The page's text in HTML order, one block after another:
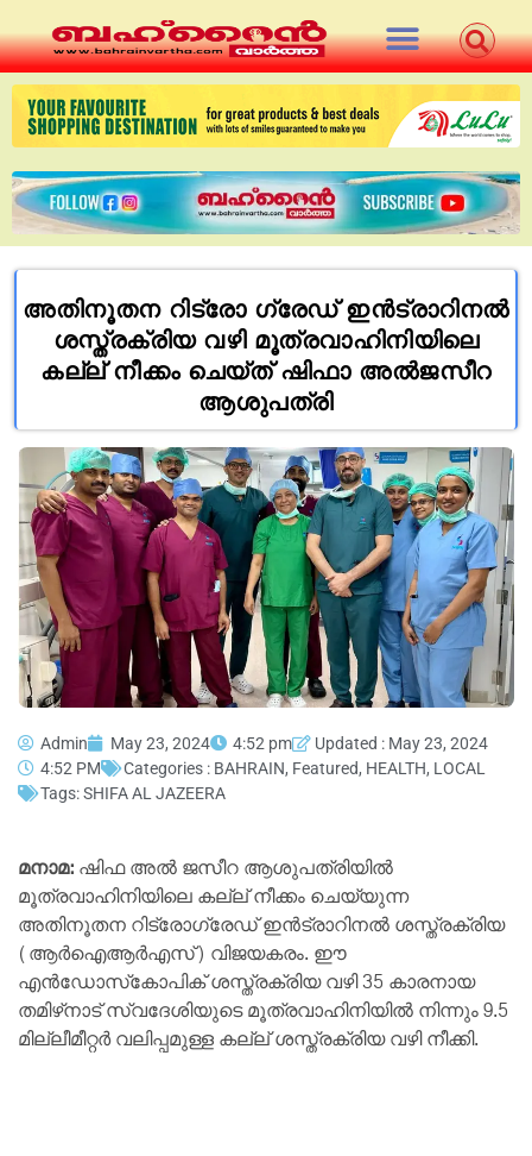
അ​തി​നൂ​ത​ന റി​ട്രോ​ ഗ്രേ​ഡ് ഇ​ന്‍ട്രാ​റി​ന​ല്‍
ശ​സ്ത്ര​ക്രി​യ വഴി മൂത്രവാഹിനിയിലെ
കല്ല് നീക്കം ചെയ്ത് ഷിഫാ അൽജസീറ
ആശുപത്രി
Admin May 23, 2024 4:52 pm
Updated : May 23, 2024
4:52 PM
Categories : BAHRAIN, Featured, HEALTH, LOCAL
Tags:SHIFA AL JAZEERA
മനാമ:ഷിഫ അല്‍ ജസീറ ആശുപത്രിയില്‍
മൂത്രവാഹിനിയിലെ കല്ല് നീക്കം ചെയ്യുന്ന
അതിനൂതന റിട്രോഗ്രേഡ് ഇന്‍ട്രാറിനല്‍ ശസ്ത്രക്രിയ
(ആര്‍ഐആര്‍എസ്) വിജയകരം. ഈ
എന്‍ഡോസ്‌കോപിക് ശസ്ത്രക്രിയ വഴി 35 കാരനായ
തമിഴ്‌നാട് സ്വദേശിയുടെ മൂത്രവാഹിനിയില്‍ നിന്നും 9.5
മില്ലീമീറ്റര്‍ വലിപ്പമുള്ള കല്ല് ശസ്ത്രക്രിയ വഴി നീക്കി.